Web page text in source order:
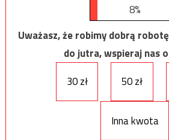
8%
Uważasz, że robimy dobrą
do jutra, wspieraj nas
30 zł
50 zł
Inna kwota